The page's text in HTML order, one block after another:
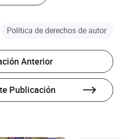
Mobile)
Política de derechos de autor
Anterior
Publicación